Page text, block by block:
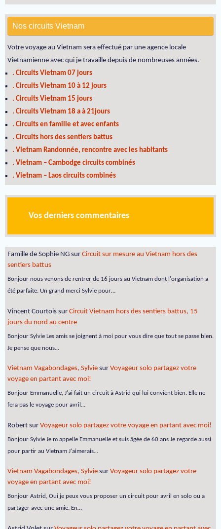
Nos circuits Vietnam
Votre voyage au Vietnam sera effectué par une agence locale
Vietnamienne avec qui je travaille depuis de nombreuses années.
. Circuits Vietnam 07 jours
. Circuits Vietnam 10 à 12 jours
. Circuits Vietnam 15 jours
. Circuits Vietnam 18 a à 21jours
. Circuits en famille et avec enfants
. Circuits hors des sentiers battus
. Vietnam Randonnée, rencontre avec les habitants
. Vietnam – Cambodge circuits combinés
. Vietnam – Laos circuits combinés
Vos derniers commentaires
Famille de Sophie NG sur Circuit sur mesure au Vietnam hors des
sentiers battus
Bonjour nous venons de rentrer de 16 jours au Vietnam dont l'organisation a
été parfaite. Un grand merci Sylvie pour…
Vincent Courtois sur Circuit Vietnam hors des sentiers battus, 15
jours du nord au centre
Bonjour Sylvie Les amis se joignent à moi pour vous dire que tout se passe bien.
Je pense que nous…
Vietnam Vagabondages, Sylvie sur Voyageur solo partagez votre
voyage en partant avec moi!
Bonjour Emmanuelle, J'ai fait un circuit à Astrid qui lui convient bien. Elle ne
fera pas le voyage pour avril…
Robert sur Voyageur solo partagez votre voyage en partant avec moi!
Bonjour Sylvie Je m appelle Emmanuelle et suis âgée de 60 ans Je regarde aussi
pour partir au Vietnam J'aimerais…
Vietnam Vagabondages, Sylvie sur Voyageur solo partagez votre
voyage en partant avec moi!
Bonjour Astrid, Oui je peux vous proposer un circuit pour avril en solo ou a
partager avec une amie. En…